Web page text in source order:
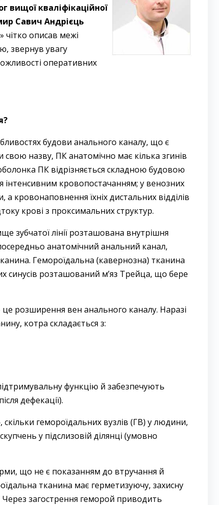
вищої кваліфікаційної
­Савич ­Андрієць
чітко описав межі
звернув увагу
оперативних
будови анального каналу, що є
назву, ПК анатомічно має кілька згинів
ПК відрізняється складною будовою
інтенсивним кровопостачанням; у венозних
а кровонаповнення їхніх дистальних відділів
крові з проксимальних структур.
зубчатої лінії розташована внутрішня
анатомічний анальний канал,
Гемороїдальна (кавернозна) тканина
синусів розташований м’яз Трейца, що бере
розширення вен анального каналу. Наразі
котра складається з:
функцію й забезпечують
дефекації).
гемороїдальних вузлів (ГВ) у людини,
у підслизовій ділянці (умовно
що не є показанням до втручання й
тканина має герметизуючу, захисну
Через загострення геморой приводить